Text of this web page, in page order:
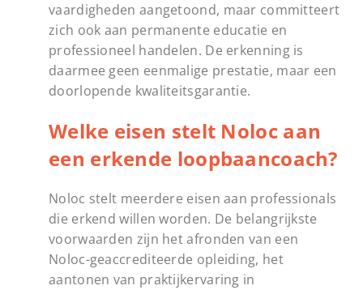
vaardigheden aangetoond, maar committeert
zich ook aan permanente educatie en
professioneel handelen. De erkenning is
daarmee geen eenmalige prestatie, maar een
doorlopende kwaliteitsgarantie.
Welke eisen stelt Noloc aan
een erkende loopbaancoach?
Noloc stelt meerdere eisen aan professionals
die erkend willen worden. De belangrijkste
voorwaarden zijn het afronden van een
Noloc-geaccrediteerde opleiding, het
aantonen van praktijkervaring in